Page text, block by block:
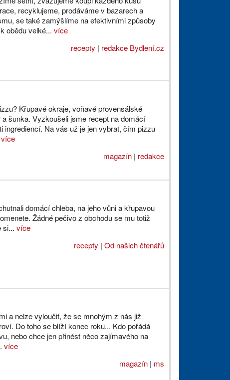
recyklujeme, prodáváme v bazarech a
se také zamýšlíme na efektivními způsoby
obědu velké...více
recepty | redakce Bydlení.cz
Křupavé okraje, voňavé provensálské
šunka. Vyzkoušeli jsme recept na domácí
ingrediencí. Na vás už je jen vybrat, čím pizzu
více
magazín| redakce
domácí chleba, na jeho vůni a křupavou
Žádné pečivo z obchodu se mu totiž
si...více
recepty | Od našich čtenářů
a nelze vyloučit, že se mnohým z nás již
Do toho se blíží konec roku... Kdo pořádá
nebo chce jen přinést něco zajímavého na
více
magazín| ms